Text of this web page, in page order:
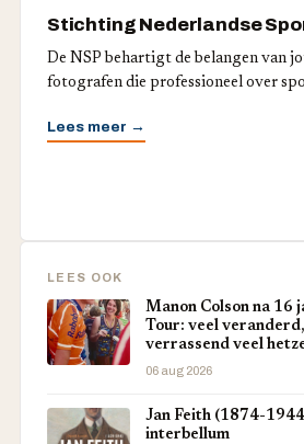
Stichting Nederlandse
De NSP behartigt de belangen van
fotografen die professioneel over
Lees meer →
LEES OOK
Manon Colson na 16
Tour: veel
verrassend veel
06 aug 2026
Jan Feith (1874-
interbellum